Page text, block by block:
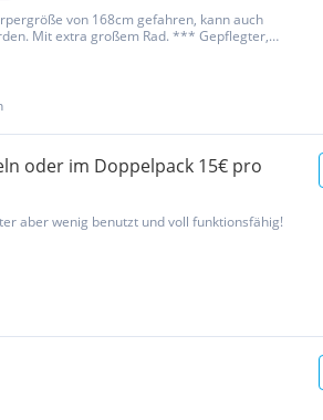
von 168cm gefahren, kann auch
Mit extra großem Rad. *** Gepflegter,
oder im Doppelpack 15€ pro
aber wenig benutzt und voll funktionsfähig!